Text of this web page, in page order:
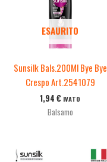
ESAURITO
Sunsilk Bals.200Ml Bye Bye
Crespo Art.2541079
1,94€ IVATO
Balsamo